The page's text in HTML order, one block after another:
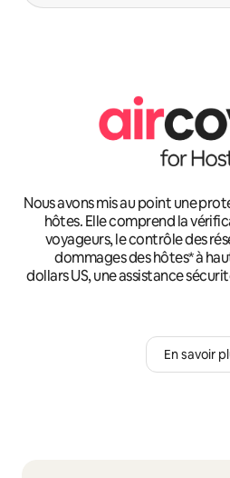
Nous avons mis au point une
hôtes. Elle comprend la
voyageurs, le contrôle des
dommages des hôtes* à
dollars US, une assistance
En savoir